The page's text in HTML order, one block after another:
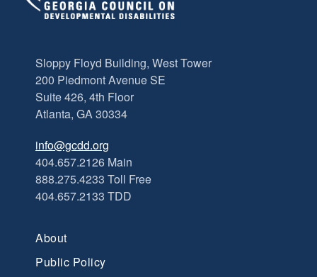
Sloppy Floyd Building, West Tower
200 Piedmont Avenue SE
Suite 426, 4th Floor
Atlanta, GA 30334
info@gcdd.org
404.657.2126 Main
888.275.4233 Toll Free
404.657.2133 TDD
About
Public Policy